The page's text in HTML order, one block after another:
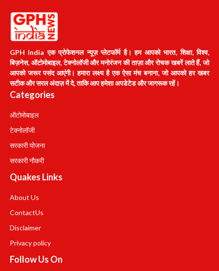
GPH India एक प्रोफेशनल न्यूज़ प्लेटफॉर्म है। हम आपको भारत, शिक्षा, विश्व,
बिज़नेस, ऑटोमोबाइल, टेक्नोलॉजी और मनोरंजन की ताज़ा और रोचक खबरें लाते हैं, जो
आपको जरूर पसंद आएंगी। हमारा लक्ष्य है एक ऐसा मंच बनाना, जो आपको हर खबर
सटीक और सरल अंदाज़ में दे, ताकि आप हमेशा अपडेटेड और जागरूक रहें।
Categories
ऑटोमोबाइल
टेक्नोलॉजी
सरकारी योजना
सरकारी नौकरी
Quakes Links
About Us
ContactUs
Disclaimer
Privacy policy
Follow Us On